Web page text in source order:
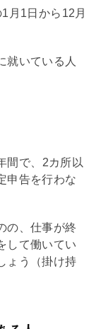
月1日から12月
就いている人
間で、2カ所以
申告を行わな
の、仕事が終
して働いてい
ょう（掛け持